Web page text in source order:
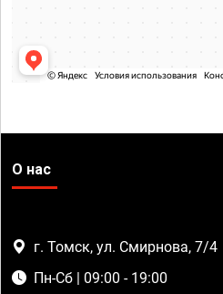
О нас
г. Томск, ул. Смирнова, 7/4
Пн-Сб | 09:00 - 19:00